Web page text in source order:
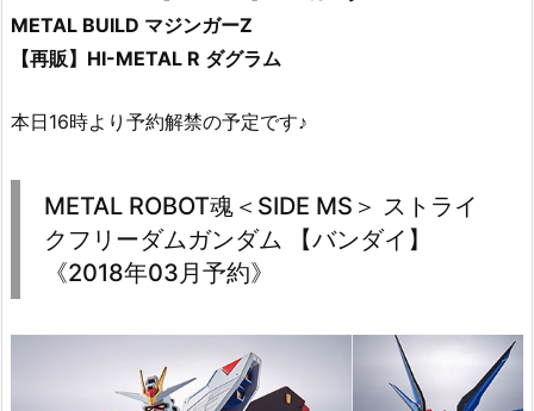
METAL BUILD マジンガーZ
【再販】HI-METAL R ダグラム
本日16時より予約解禁の予定です♪
METAL ROBOT魂＜SIDE MS＞ ストライ
クフリーダムガンダム 【バンダイ】
《2018年03月予約》